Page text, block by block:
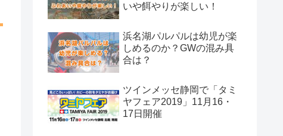
いや餌やりが楽しい！
浜名湖パルパルは幼児が楽
しめるのか？GWの混み具
合は？
ツインメッセ静岡で「タミ
ヤフェア2019」11月16・
17日開催